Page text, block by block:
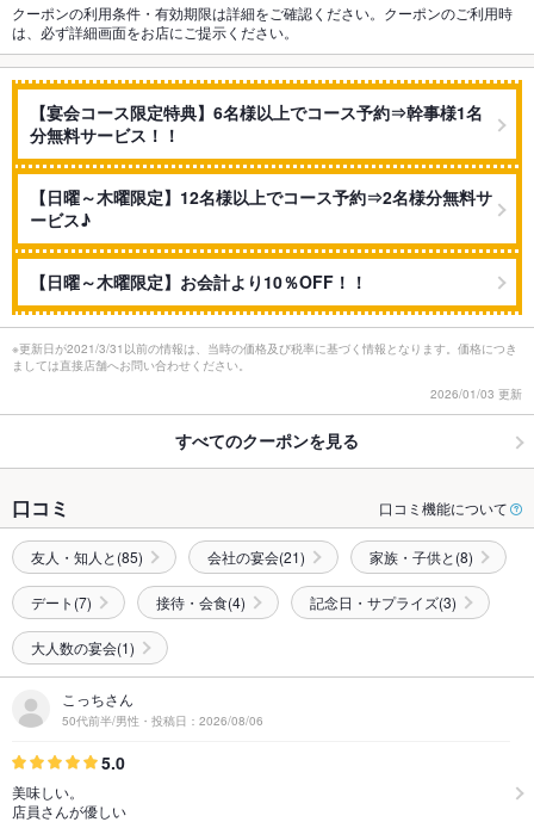
クーポンの利用条件・有効期限は詳細をご確認ください。クーポンのご利用時
は、必ず詳細画面をお店にご提示ください。
【宴会コース限定特典】6名様以上でコース予約⇒幹事様1名
分無料サービス！！
【日曜～木曜限定】12名様以上でコース予約⇒2名様分無料サ
ービス♪
【日曜～木曜限定】お会計より10％OFF！！
※更新日が2021/3/31以前の情報は、当時の価格及び税率に基づく情報となります。価格につき
ましては直接店舗へお問い合わせください。
2026/01/03 更新
すべてのクーポンを見る
口コミ 口コミ機能について
友人・知人と(85) 会社の宴会(21) 家族・子供と(8)
デート(7) 接待・会食(4) 記念日・サプライズ(3)
大人数の宴会(1)
こっちさん
50代前半/男性・投稿日：2026/08/06
5.0
美味しい。
店員さんが優しい